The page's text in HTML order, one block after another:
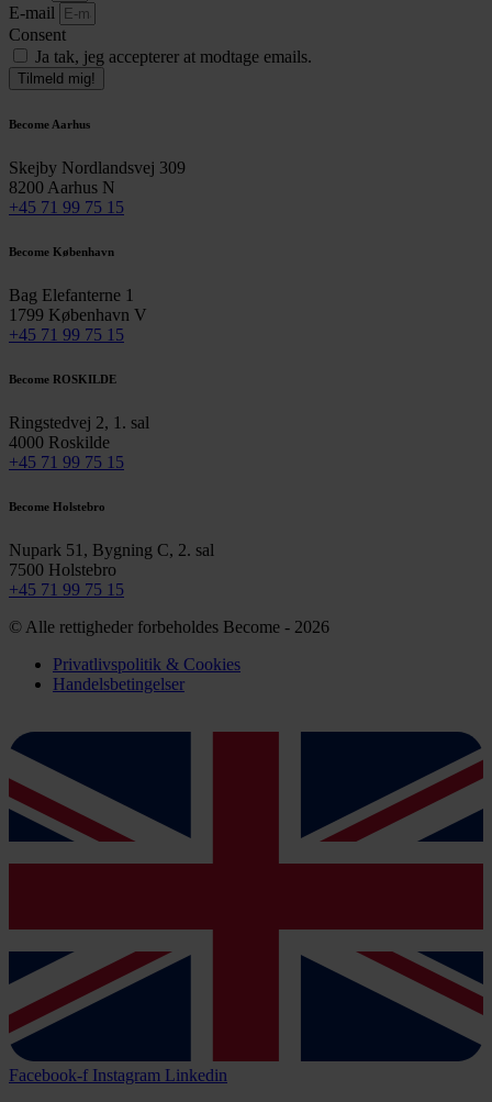
E-mail
Consent
Ja tak, jeg accepterer at modtage emails.
Tilmeld mig!
Become Aarhus
Skejby Nordlandsvej 309
8200 Aarhus N
+45 71 99 75 15
Become København
Bag Elefanterne 1
1799 København V
+45 71 99 75 15
Become ROSKILDE
Ringstedvej 2, 1. sal
4000 Roskilde
+45 71 99 75 15
Become Holstebro
Nupark 51, Bygning C, 2. sal
7500 Holstebro
+45 71 99 75 15
© Alle rettigheder forbeholdes Become - 2026
Privatlivspolitik & Cookies
Handelsbetingelser
Facebook-f Instagram Linkedin